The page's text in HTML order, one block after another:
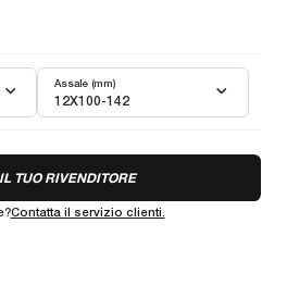
12X100-142
Assale (mm)
TUO RIVENDITORE
Contatta il servizio clienti.